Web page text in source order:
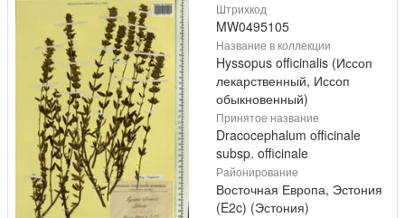
Штрихкод
MW0495105
Название в коллекции
Hyssopus officinalis (Иссоп
лекарственный, Иссоп
обыкновенный)
Принятое название
Dracocephalum officinale
subsp. officinale
Районирование
Восточная Европа, Эстония
(E2c) (Эстония)